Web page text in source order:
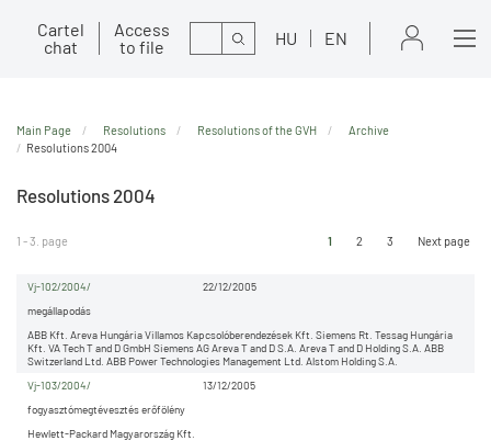
Cartel
chat
Access
to file
Search HU EN
Main Page Resolutions Resolutions of the GVH
Archive
Resolutions 2004
Resolutions 2004
1 - 3. page 1 2 3 Next page
22/12/2005
Vj-102/2004/
ABB Kft. Areva Hungária Villamos Kapcsolóberendezések Kft. Siemens Rt. Tessag Hungária
Kft. VA Tech T and D GmbH Siemens AG Areva T and D S.A. Areva T and D Holding S.A. ABB
Switzerland Ltd. ABB Power Technologies Management Ltd. Alstom Holding S.A.
megállapodás
13/12/2005
Vj-103/2004/
Hewlett-Packard Magyarország Kft.
fogyasztómegtévesztés erőfölény